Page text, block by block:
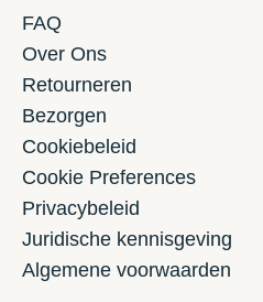
FAQ
Over Ons
Retourneren
Bezorgen
Cookiebeleid
Cookie Preferences
Privacybeleid
Juridische kennisgeving
Algemene voorwaarden